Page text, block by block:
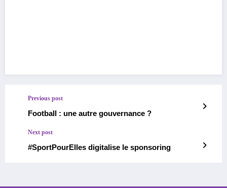
Previous post
Football : une autre gouvernance ?
Next post
#SportPourElles digitalise le sponsoring